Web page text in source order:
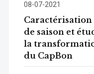
08-07-2021
Caractérisation
de saison et
la
du CapBon